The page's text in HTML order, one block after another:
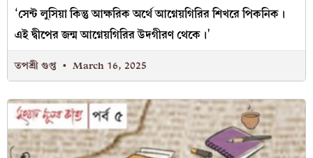
‘সেন্ট লুসিয়া কিন্তু আক্ষরিক অর্থে আগ্নেয়গিরির শিখরে পিকনিক।
এই দ্বীপের জন্ম আগ্নেয়গিরির উদগীরণ থেকে।’
তপশ্রী গুপ্ত March 16, 2025